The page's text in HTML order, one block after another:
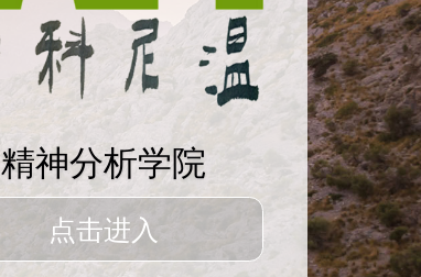
精神分析学院
点击进入